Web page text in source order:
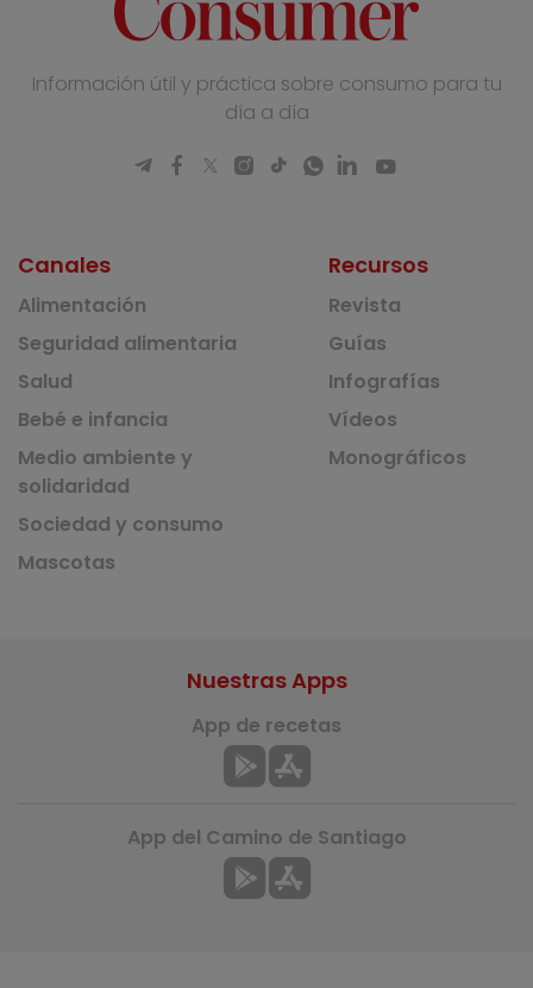
Información útil y práctica sobre consumo para tu
día a día
Canales
Alimentación
Seguridad alimentaria
Salud
Bebé e infancia
Medio ambiente y
solidaridad
Sociedad y consumo
Mascotas
Recursos
Revista
Guías
Infografías
Vídeos
Monográficos
Nuestras Apps
App de recetas
App del Camino de Santiago